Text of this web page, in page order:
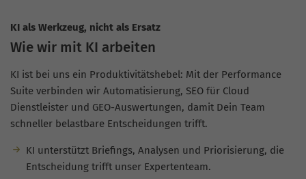
KI als Werkzeug, nicht als Ersatz
Wie wir mit KI arbeiten
KI ist bei uns ein Produktivitätshebel: Mit der Performance
Suite verbinden wir Automatisierung, SEO für Cloud
Dienstleister und GEO-Auswertungen, damit Dein Team
schneller belastbare Entscheidungen trifft.
KI unterstützt Briefings, Analysen und Priorisierung, die
Entscheidung trifft unser Expertenteam.